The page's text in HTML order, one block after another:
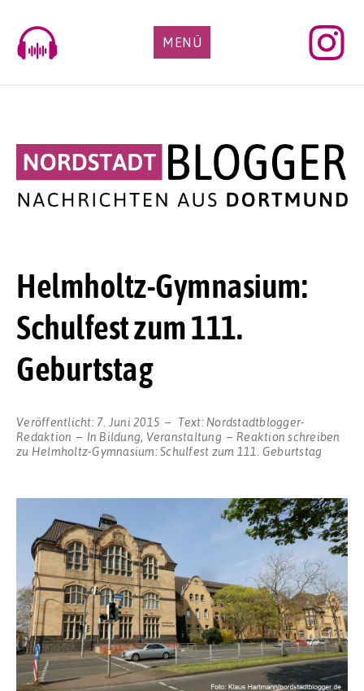
content
MENÜ
Helmholtz-Gymnasium:
Schulfest zum 111.
Geburtstag
Veröffentlicht: 7. Juni 2015 Text: Nordstadtblogger-
Redaktion
In Bildung, Veranstaltung
Reaktion schreiben
zu Helmholtz-Gymnasium: Schulfest zum 111. Geburtstag